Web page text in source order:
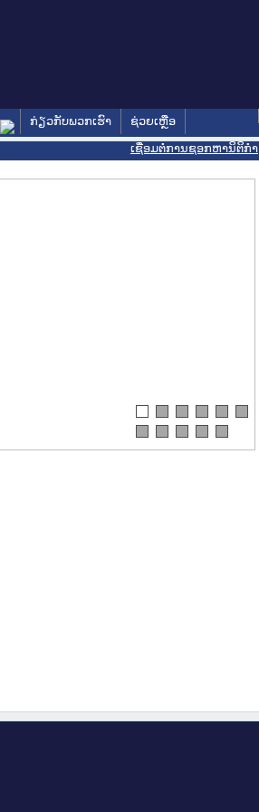
ກ່ຽວກັບພວກເຮົາ
ຊ່ວຍເຫຼືອ
ເຊື່ອມຕໍ່ການຊອກຫານິຕິກຳ